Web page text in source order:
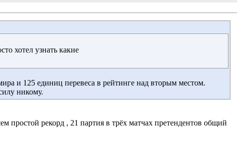
хотел узнать какие
и 125 единиц перевеса в рейтинге над вторым местом.
никому.
простой рекорд , 21 партия в трёх матчах претендентов общий